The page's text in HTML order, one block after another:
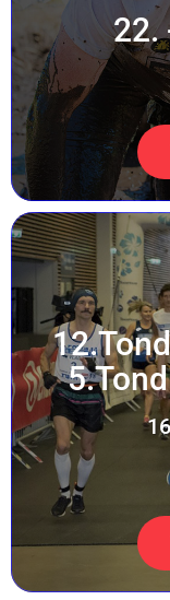
22.